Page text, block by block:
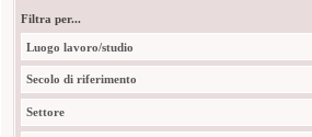
Filtra per...
Luogo lavoro/studio
Secolo di riferimento
Settore